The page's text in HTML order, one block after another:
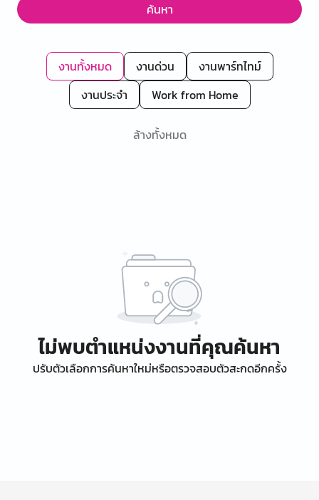
ค้นหา
งานทั้งหมด งานด่วน
งานพาร์ทไทม์
งานประจำ
Work from Home
ล้างทั้งหมด
ไม่พบตำแหน่งงานที่คุณค้นหา
ปรับตัวเลือกการค้นหาใหม่หรือตรวจสอบตัวสะกดอีกครั้ง